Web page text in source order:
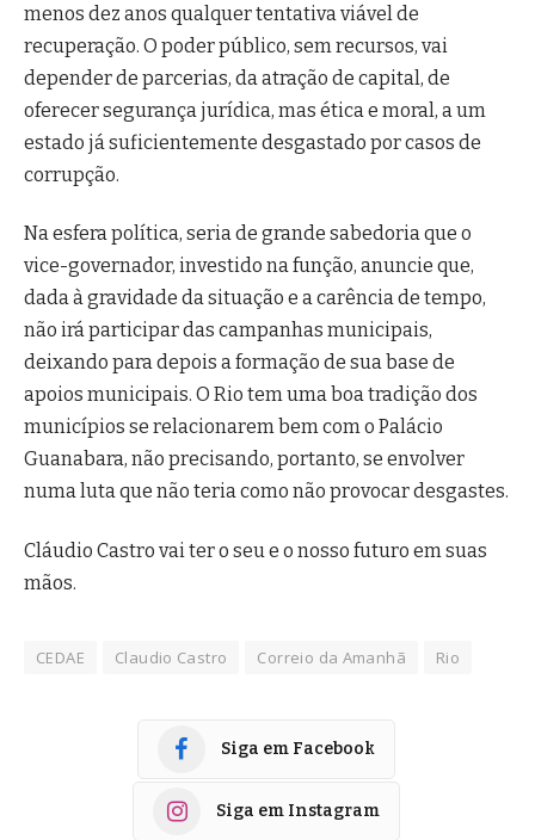
menos dez anos qualquer tentativa viável de
recuperação. O poder público, sem recursos, vai
depender de parcerias, da atração de capital, de
oferecer segurança jurídica, mas ética e moral, a um
estado já suficientemente desgastado por casos de
corrupção.
Na esfera política, seria de grande sabedoria que o
vice-governador, investido na função, anuncie que,
dada à gravidade da situação e a carência de tempo,
não irá participar das campanhas municipais,
deixando para depois a formação de sua base de
apoios municipais. O Rio tem uma boa tradição dos
municípios se relacionarem bem com o Palácio
Guanabara, não precisando, portanto, se envolver
numa luta que não teria como não provocar desgastes.
Cláudio Castro vai ter o seu e o nosso futuro em suas
mãos.
CEDAE Claudio Castro Correio da Amanhã Rio
Siga em Facebook
Siga em Instagram